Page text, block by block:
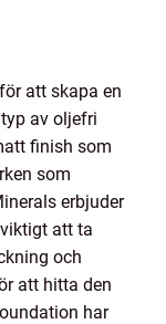
att skapa en
av oljefri
finish som
som
erbjuder
att ta
och
att hitta den
har